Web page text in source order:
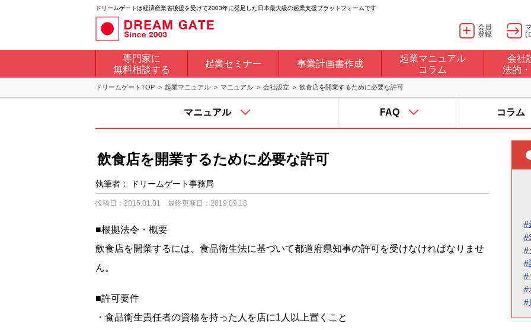
ドリームゲートは経済産業省後援を受けて2003年に発足した日本最大級の起業支援プラットフォームです
会員
登録
(
専門家に
無料相談する
起業セミナー 事業計画書作成
起業マニュアル
コラム
会社
法的
ドリームゲートTOP 起業マニュアル マニュアル 会社設立 飲食店を開業するために必要な許可
マニュアル FAQ コラム
飲食店を開業するために必要な許可
執筆者： ドリームゲート事務局
投稿日：2015.01.01 最終更新日：2019.09.18
■根拠法令・概要
飲食店を開業するには、食品衛生法に基づいて都道府県知事の許可を受けなければなりませ
ん。
■許可要件
・食品衛生責任者の資格を持った人を店に1人以上置くこと
#
#
#
#
#
#